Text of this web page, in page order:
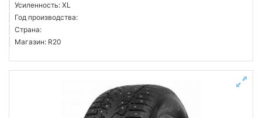
Усиленность: XL
Год производства:
Страна:
Магазин: R20